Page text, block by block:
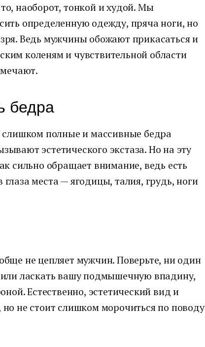
наоборот, тонкой и худой. Мы
определенную одежду, пряча ноги, но
Ведь мужчины обожают прикасаться и
коленям и чувствительной области
бедра
слишком полные и массивные бедра
эстетического экстаза. Но на эту
сильно обращает внимание, ведь есть
места — ягодицы, талия, грудь, ноги
не цепляет мужчин. Поверьте, ни один
или ласкать вашу подмышечную впадину,
Естественно, эстетический вид и
не стоит слишком морочиться по поводу